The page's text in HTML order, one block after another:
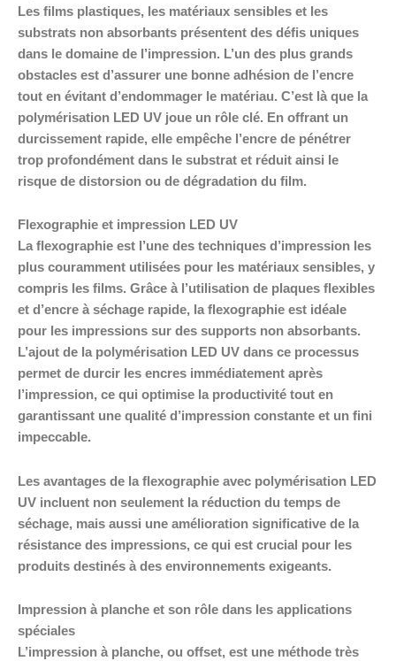
Les films plastiques, les matériaux sensibles et les
substrats non absorbants présentent des défis uniques
dans le domaine de l’impression. L’un des plus grands
obstacles est d’assurer une bonne adhésion de l’encre
tout en évitant d’endommager le matériau. C’est là que la
polymérisation LED UV joue un rôle clé. En offrant un
durcissement rapide, elle empêche l’encre de pénétrer
trop profondément dans le substrat et réduit ainsi le
risque de distorsion ou de dégradation du film.
Flexographie et impression LED UV
La flexographie est l’une des techniques d’impression les
plus couramment utilisées pour les matériaux sensibles, y
compris les films. Grâce à l’utilisation de plaques flexibles
et d’encre à séchage rapide, la flexographie est idéale
pour les impressions sur des supports non absorbants.
L’ajout de la polymérisation LED UV dans ce processus
permet de durcir les encres immédiatement après
l’impression, ce qui optimise la productivité tout en
garantissant une qualité d’impression constante et un fini
impeccable.
Les avantages de la flexographie avec polymérisation LED
UV incluent non seulement la réduction du temps de
séchage, mais aussi une amélioration significative de la
résistance des impressions, ce qui est crucial pour les
produits destinés à des environnements exigeants.
Impression à planche et son rôle dans les applications
spéciales
L’impression à planche, ou offset, est une méthode très